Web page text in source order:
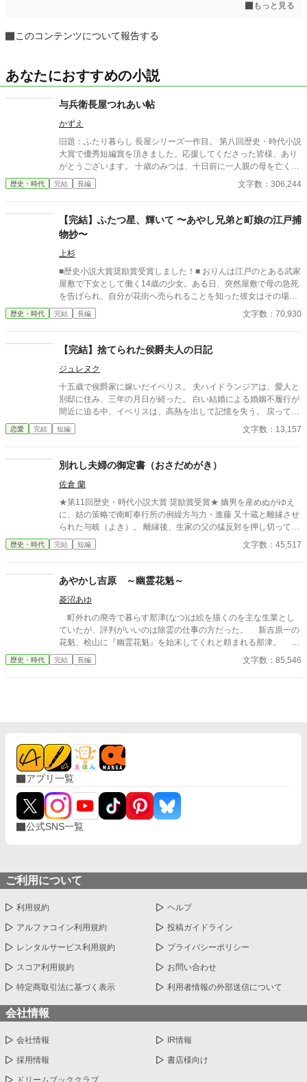
もっと見る
このコンテンツについて報告する
あなたにおすすめの小説
与兵衛長屋つれあい帖
かずえ
旧題：ふたり暮らし 長屋シリーズ一作目。 第八回歴史・時代小説
大賞で優秀短編賞を頂きました。応援してくださった皆様、あり
がとうございます。 十歳のみつは、十日前に一人親の母を亡くし
たばかり。幸い、母の蓄えがあり、自分の裁縫の腕の良さもあっ
て、何とか今まで通り長屋で暮らしていけそうだ。 頼まれた繕い
一人で寂しかったみつは、拾った男の子と二人で暮らし始めた。
歴史・時代 完結 長編 文字数：306,244
【完結】ふたつ星、輝いて 〜あやし兄弟と町娘の江戸捕
物抄〜
上杉
■歴史小説大賞奨励賞受賞しました！■ おりんは江戸のとある武家
屋敷で下女として働く14歳の少女。ある日、突然屋敷で母の急死
を告げられ、自分が花街へ売られることを知った彼女はその場か
ら逃げだした。 母は殺されたのかもしれない――そんな絶望のど
ん底にいたおりんに声をかけたのは、奉行所で同心として働く有
で住み込みで働くことが決まる。そこで彼の兄――有島清之進と
しのよさに、おりんは驚きを隠せない。 そうしてともに生活しな
がら少しづつ心を開いていった――その矢先のことだった。 母の
命を奪った犯人が発覚すると同時に、何故か兄清之進に凶刃が迫
り――。 とある秘密を抱えた兄弟と町娘おりんの紡ぐ江戸捕物抄
件などは、史実を踏んでいます。 皆さまご評価頂きありがとうご
歴史・時代 完結 長編 文字数：70,930
【完結】捨てられた侯爵夫人の日記
ジュレヌク
十五歳で侯爵家に嫁いだイベリス。 夫ハイドランジアは、愛人と
別邸に住み、三年の月日が経った。 白い結婚による婚姻不履行が
間近に迫る中、イベリスは、高熱を出して記憶を失う。 戻ってき
た夫は、妻に仕える侍女アリッサムから、いない月日の間書き綴
られた日記を手渡される。 そこには、出会った日から自分を恋し
なり、美しく成長した妻を前に、ハイドランジアは、心が揺ら
ぐ。 自分への恋心を忘れてしまったとしても、これ程までに思っ
てくれていたのなら、また、愛を育めるのではないのか？ 様々な
人間の思いが交錯し、物語は、思わぬ方向へと進んでいく。
恋愛 完結 短編 文字数：13,157
別れし夫婦の御定書（おさだめがき）
佐倉 蘭
★第11回歴史・時代小説大賞 奨励賞受賞★ 嫡男を産めぬがゆえ
に、姑の策略で南町奉行所の例繰方与力・進藤 又十蔵と離縁させ
られた与岐（よき）。 離縁後、生家の父の猛反対を押し切って生
まれ育った八丁堀の組屋敷を出ると、小伝馬町の仕舞屋に居を定
めて一人暮らしを始めた。 月日は流れ、姑の思惑どおり後妻が嫡
だ。 おのれに起こったことは綺麗さっぱり水に流した与岐は、今
では女だてらに離縁を望む町家の女房たちの代わりに亭主どもか
ら去り状（三行半）をもぎ取るなどをする「公事師（くじし）」
の生業（なりわい）をして生計を立てていた。 されどもある日突
然、与岐の仕舞屋にとっくの昔に離縁したはずの元夫・又十蔵が
転がり込んできて—— ※「今宵は遣らずの雨」「大江戸ロミオ&
り捕物帖〜」にうっすらと関連したお話ですが単独でお読みいた
歴史・時代 完結 短編 文字数：45,517
あやかし吉原 ～幽霊花魁～
菱沼あゆ
町外れの廃寺で暮らす那津(なつ)は絵を描くのを主な生業とし
ていたが、評判がいいのは除霊の仕事の方だった。 新吉原一の
花魁、桧山に『幽霊花魁』を始末してくれと頼まれる那津。 エ
セ坊主、と那津を呼ぶ同心、小平とともに幽霊花魁の正体を追う
がーー。 ※小説家になろうに同タイトルの話を置いています
歴史・時代 完結 長編 文字数：85,546
アプリ一覧
公式SNS一覧
ご利用について
利用規約 ヘルプ
アルファコイン利用規約 投稿ガイドライン
レンタルサービス利用規約 プライバシーポリシー
スコア利用規約 お問い合わせ
特定商取引法に基づく表示 利用者情報の外部送信について
会社情報
会社情報 IR情報
採用情報 書店様向け
ドリームブッククラブ